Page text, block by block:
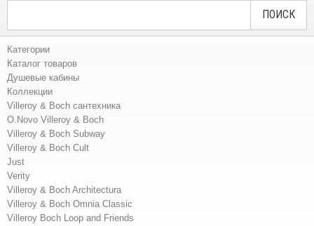
ПОИСК
Категории
Каталог товаров
Душевые кабины
Коллекции
Villeroy & Boch сантехника
O.Novo Villeroy & Boch
Villeroy & Boch Subway
Villeroy & Boch Cult
Just
Verity
Villeroy & Boch Architectura
Villeroy & Boch Omnia Classic
Villeroy Boch Loop and Friends